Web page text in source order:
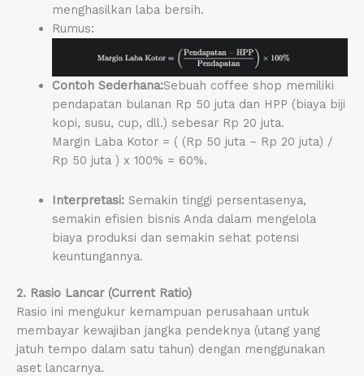
menghasilkan laba bersih.
Rumus:
Contoh Sederhana:Sebuah coffee shop memiliki
pendapatan bulanan Rp 50 juta dan HPP (biaya biji
kopi, susu, cup, dll.) sebesar Rp 20 juta.
Margin Laba Kotor = ( (Rp 50 juta – Rp 20 juta) /
Rp 50 juta ) x 100% = 60%.
Interpretasi:Semakin tinggi persentasenya,
semakin efisien bisnis Anda dalam mengelola
biaya produksi dan semakin sehat potensi
keuntungannya.
2. Rasio Lancar (Current Ratio)
Rasio ini mengukur kemampuan perusahaan untuk
membayar kewajiban jangka pendeknya (utang yang
jatuh tempo dalam satu tahun) dengan menggunakan
aset lancarnya.